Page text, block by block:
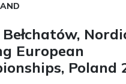
European
Poland